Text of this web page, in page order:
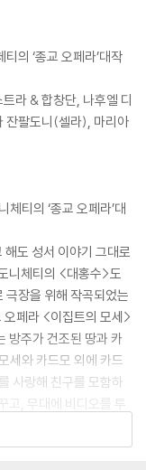
의 ‘종교 오페라’대작
라 & 합창단, 나후엘 디
잔팔도니(셀라), 마리아
티의 ‘종교 오페라’대
해도 성서 이야기 그대로
니체티의 <대홍수>도
장을 위해 작곡되었는
오페라 <이집트의 모세>
방주가 건조된 땅과 카
세와 카드모 외에 카드
사랑해 친구를 모함하
고, 무대에 비디오를 투
도 기대 이상이다. 마스
베도니가 공동 작업할 때